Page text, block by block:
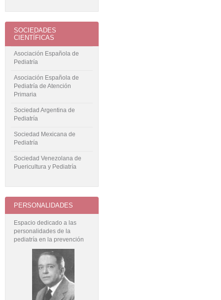
SOCIEDADES
CIENTÍFICAS
Asociación Española de
Pediatría
Asociación Española de
Pediatría de Atención
Primaria
Sociedad Argentina de
Pediatría
Sociedad Mexicana de
Pediatría
Sociedad Venezolana de
Puericultura y Pediatría
PERSONALIDADES
Espacio dedicado a las
personalidades de la
pediatría en la prevención